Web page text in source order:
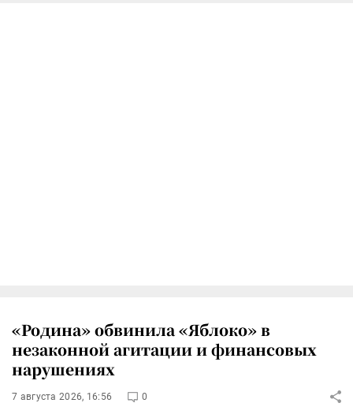
«Родина» обвинила «Яблоко» в
незаконной агитации и финансовых
нарушениях
7 августа 2026, 16:56 0